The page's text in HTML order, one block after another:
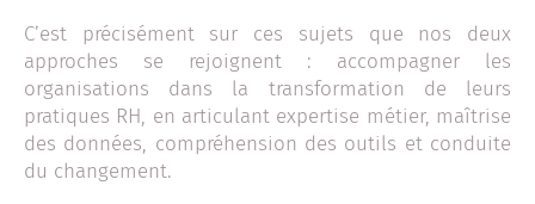
C’est précisément sur ces sujets que nos deux
approches se rejoignent : accompagner les
organisations dans la transformation de leurs
pratiques RH, en articulant expertise métier, maîtrise
des données, compréhension des outils et conduite
du changement.